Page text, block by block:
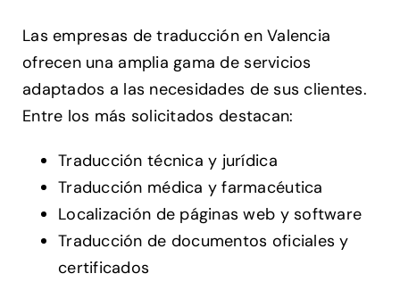
Las empresas de traducción en Valencia
ofrecen una amplia gama de servicios
adaptados a las necesidades de sus clientes.
Entre los más solicitados destacan:
Traducción técnica y jurídica
Traducción médica y farmacéutica
Localización de páginas web y software
Traducción de documentos oficiales y
certificados